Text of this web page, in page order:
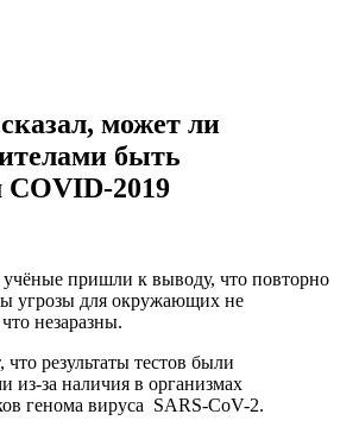
может ли
быть
COVID-2019
пришли к выводу, что повторно
угрозы для окружающих не
незаразны.
результаты тестов были
за наличия в организмах
генома вируса SARS-CoV-2.